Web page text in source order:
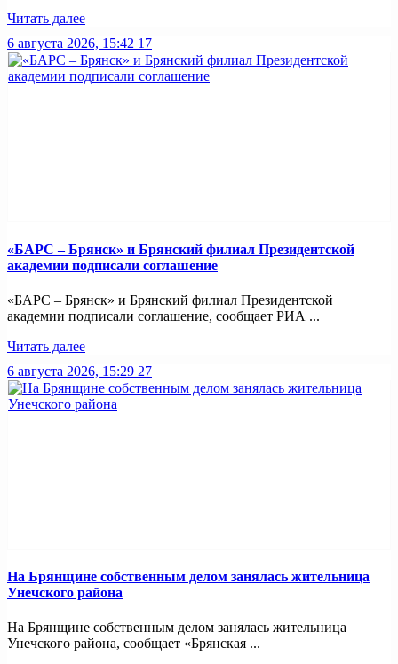
Читать далее
6 августа 2026, 15:42 17
«БАРС – Брянск» и Брянский филиал Президентской
академии подписали соглашение
«БАРС – Брянск» и Брянский филиал Президентской
академии подписали соглашение, сообщает РИА ...
Читать далее
6 августа 2026, 15:29 27
На Брянщине собственным делом занялась жительница
Унечского района
На Брянщине собственным делом занялась жительница
Унечского района, сообщает «Брянская ...